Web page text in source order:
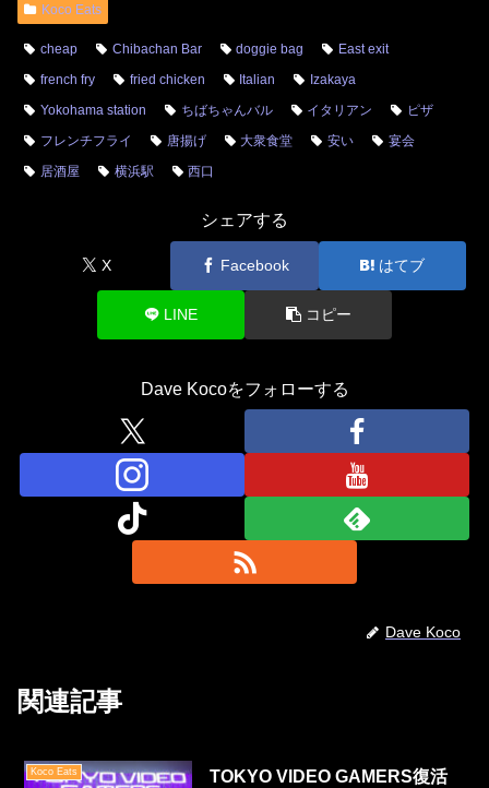
Koco Eats
cheap Chibachan Bar doggie bag
East exit
french fry
fried chicken Italian
Izakaya
Yokohama station
ちばちゃんバル イタリアン
ピザ
フレンチフライ
唐揚げ 大衆食堂 安い
宴会
居酒屋
横浜駅 西口
シェアする
X Facebook はてブ
LINE コピー
Dave Kocoをフォローする
Dave Koco
関連記事
Koco Eats
TOKYO VIDEO GAMERS復活